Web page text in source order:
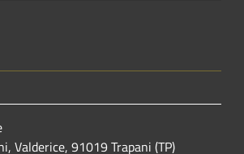
Valderice, 91019 Trapani (TP)